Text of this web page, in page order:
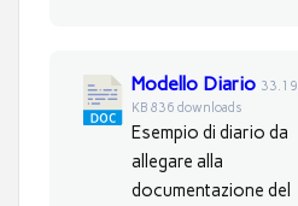
Modello Diario 33.19
KB 836 downloads
Esempio di diario da
allegare alla
documentazione del